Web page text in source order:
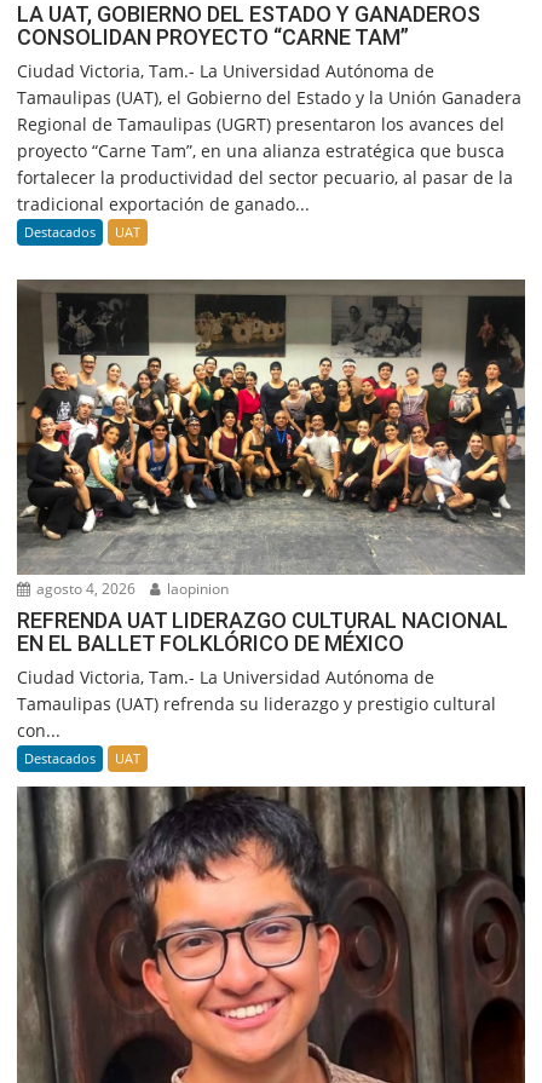
LA UAT, GOBIERNO DEL ESTADO Y GANADEROS
CONSOLIDAN PROYECTO “CARNE TAM”
Ciudad Victoria, Tam.- La Universidad Autónoma de
Tamaulipas (UAT), el Gobierno del Estado y la Unión Ganadera
Regional de Tamaulipas (UGRT) presentaron los avances del
proyecto “Carne Tam”, en una alianza estratégica que busca
fortalecer la productividad del sector pecuario, al pasar de la
tradicional exportación de ganado...
Destacados UAT
agosto 4, 2026 laopinion
REFRENDA UAT LIDERAZGO CULTURAL NACIONAL
EN EL BALLET FOLKLÓRICO DE MÉXICO
Ciudad Victoria, Tam.- La Universidad Autónoma de
Tamaulipas (UAT) refrenda su liderazgo y prestigio cultural
con...
Destacados UAT